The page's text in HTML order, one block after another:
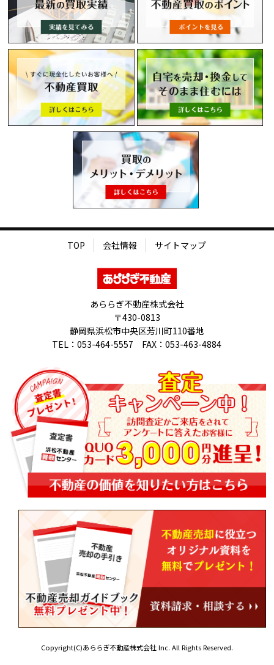
TOP 会社情報 サイトマップ
あららぎ不動産株式会社
〒430-0813
静岡県浜松市中央区芳川町110番地
TEL：053-464-5557 FAX：053-463-4884
Copyright(C)あららぎ不動産株式会社 Inc. All Rights Reserved.